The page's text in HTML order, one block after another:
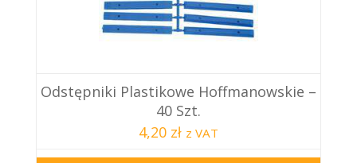
Odstępniki Plastikowe Hoffmanowskie –
40 Szt.
4,20 zł z VAT